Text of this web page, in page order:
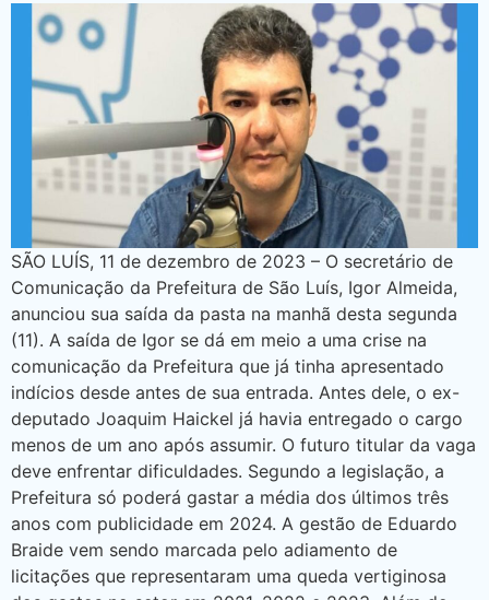
SÃO LUÍS, 11 de dezembro de 2023 – O secretário de
Comunicação da Prefeitura de São Luís, Igor Almeida,
anunciou sua saída da pasta na manhã desta segunda
(11). A saída de Igor se dá em meio a uma crise na
comunicação da Prefeitura que já tinha apresentado
indícios desde antes de sua entrada. Antes dele, o ex-
deputado Joaquim Haickel já havia entregado o cargo
menos de um ano após assumir. O futuro titular da vaga
deve enfrentar dificuldades. Segundo a legislação, a
Prefeitura só poderá gastar a média dos últimos três
anos com publicidade em 2024. A gestão de Eduardo
Braide vem sendo marcada pelo adiamento de
licitações que representaram uma queda vertiginosa